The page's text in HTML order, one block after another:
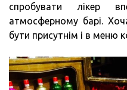
спробувати лікер
атмосферному барі.
бути присутнім і в меню